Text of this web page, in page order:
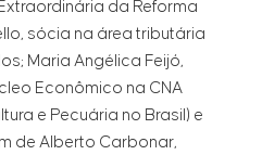
da Reforma
sócia na área tributária
Maria Angélica Feijó,
Econômico na CNA
e Pecuária no Brasil) e
de Alberto Carbonar,